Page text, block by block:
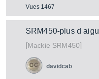
Vues 1467
SRM450-plus d aigu
[Mackie SRM450]
davidcab